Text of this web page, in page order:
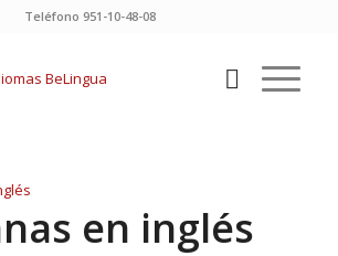
Teléfono 951-10-48-08
en inglés